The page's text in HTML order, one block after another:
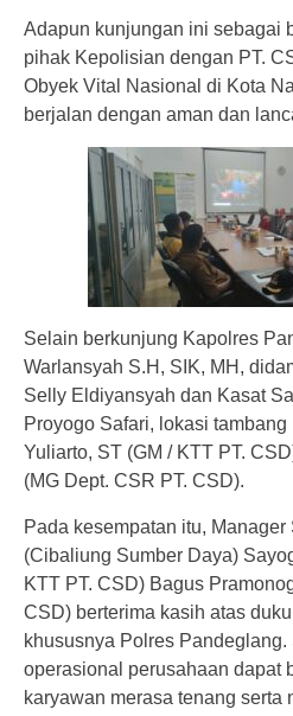
Adapun kunjungan ini sebagai
pihak Kepolisian dengan PT.
Obyek Vital Nasional di Kota
berjalan dengan aman dan
Selain berkunjung Kapolres
Warlansyah S.H, SIK, MH,
Selly Eldiyansyah dan Kasat
Proyogo Safari, lokasi
Yuliarto, ST (GM / KTT PT.
(MG Dept. CSR PT. CSD).
Pada kesempatan itu, Manager
(Cibaliung Sumber Daya)
KTT PT. CSD) Bagus
CSD) berterima kasih atas
khususnya Polres
operasional perusahaan dapat
karyawan merasa tenang serta